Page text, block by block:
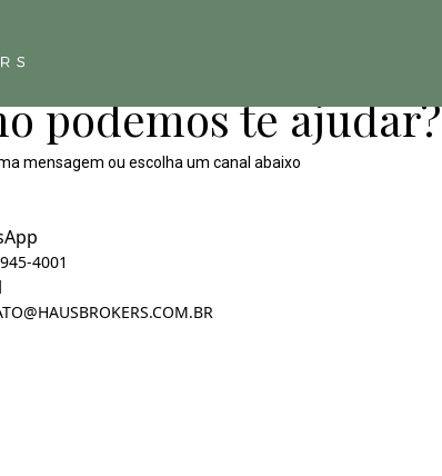
podemos te ajudar?
mensagem ou escolha um canal abaixo
4001